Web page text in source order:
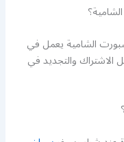
الشامية يعمل في
والتجديد في